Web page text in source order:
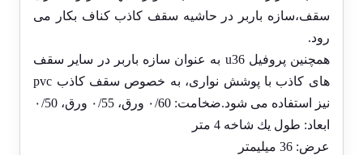
سقف،سازه باربر در حاشیه سقف کاذب کناف بکار می
رود.
همچنین پروفیل u36
به عنوان سازه باربر در سایر سقف
های کاذب با پوشش نواری، به خصوص سقف کاذب pvc
نیز استفاده می شود.ضخامت: ٠/60 ورق، ٠/55 ورق، ٠/50
ابعاد: طول يك شاخه 4 متر
عرض: 36 ميليمتر